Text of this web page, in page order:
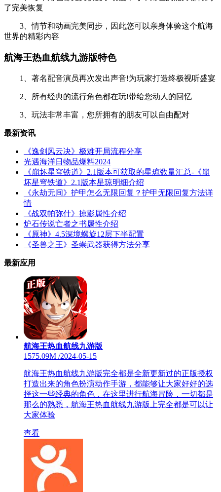
了完美恢复
3、情节和动画完美同步，因此您可以亲身体验这个航海
世界的精彩内容
航海王热血航线九游版特色
1、著名配音演员再次发出声音!为玩家打造终极视听盛宴
2、所有经典的流行角色都在玩!带给您动人的回忆
3、玩法非常丰富，您所拥有的朋友可以自由配对
最新资讯
《逸剑风云决》极难开局流程分享
光遇海洋日物品爆料2024
《崩坏星穹铁道》2.1版本可获取的星琼数量汇总-《崩
坏星穹铁道》2.1版本星琼明细介绍
《永劫无间》护甲怎么无限回复？护甲无限回复方法详
情
《战双帕弥什》掠影属性介绍
炉石传说亡者之书属性介绍
《原神》4.5深境螺旋12层下半配置
《圣兽之王》圣崇武器获得方法分享
最新应用
航海王热血航线九游版
1575.09M /2024-05-15
航海王热血航线九游版完全都是全新更新过的正版授权
打造出来的角色扮演动作手游，都能够让大家好好的选
择这一些经典的角色，在这里进行航海冒险，一切都是
那么的熟悉，航海王热血航线九游版上完全都是可以让
大家体验
查看